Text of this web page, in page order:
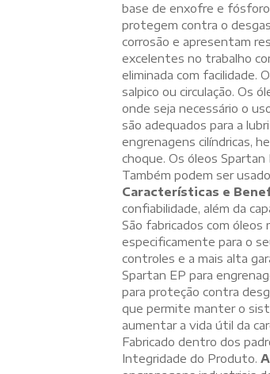
base de enxofre e fósforo
protegem contra o
corrosão e apresentam
excelentes no trabalho
eliminada com facilidade.
salpico ou circulação. Os
onde seja necessário o
são adequados para a
engrenagens cilíndricas,
choque. Os óleos
Também podem ser
Características e
confiabilidade, além da
São fabricados com
especificamente para o
controles e a mais alta
Spartan EP para
para proteção contra
que permite manter o
aumentar a vida útil da
Fabricado dentro dos
Integridade do Produto.